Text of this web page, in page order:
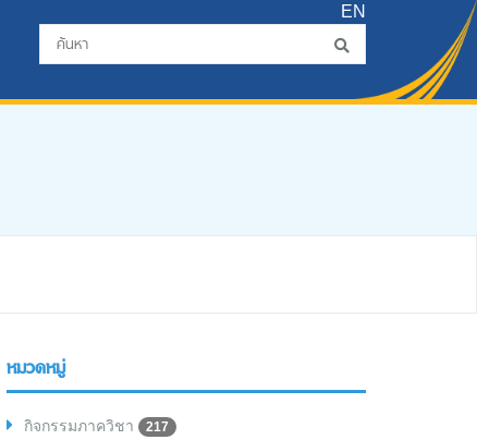
EN
หมวดหมู่
กิจกรรมภาควิชา 217